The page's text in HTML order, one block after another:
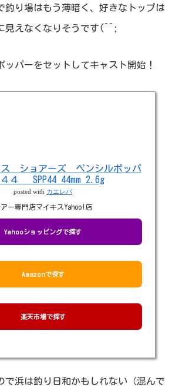
釣り場はもう薄暗く、好きなトップは
見えなくなりそうです(^^;
ッパーをセットしてキャスト開始！
ス ショアーズ ペンシルポッパ
４ SPP44 44mm 2.6g
posted with カエレバ
アー専門店マイキスYahoo!店
Yahooショッピングで探す
Amazonで探す
楽天市場で探す
で浜は釣り日和かもしれない（混んで